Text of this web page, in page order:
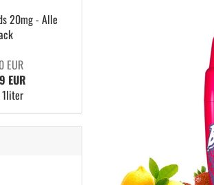
20mg - Alle
EUR
EUR
1liter